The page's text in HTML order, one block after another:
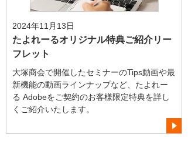
2024年11月13日
たよれーるオリジナル特典ご紹介リー
フレット
大塚商会で開催したセミナーのTips動画や最
新機能の動画ラインナップなど、たよれー
る Adobeをご契約のお客様限定特典を詳し
くご紹介いたします。